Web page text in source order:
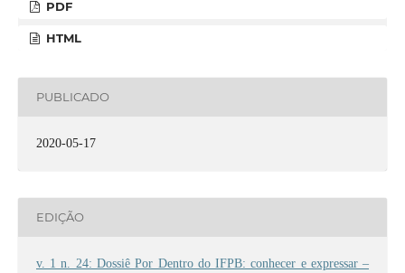
PDF
HTML
PUBLICADO
2020-05-17
EDIÇÃO
v. 1 n. 24: Dossiê Por Dentro do IFPB: conhecer e expressar –